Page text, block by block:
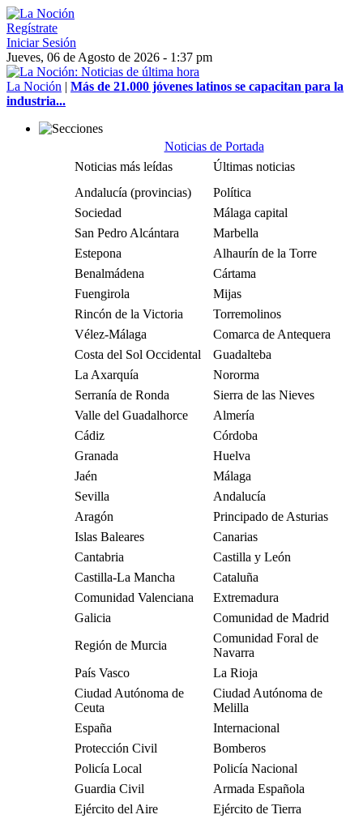
Regístrate
Iniciar Sesión
Jueves, 06 de Agosto de 2026 - 1:37 pm
La Noción | Más de 21.000 jóvenes latinos se capacitan para la
industria...
Noticias de Portada
Noticias más leídas
Últimas noticias
Andalucía (provincias)
Política
Sociedad
Málaga capital
San Pedro Alcántara
Marbella
Estepona
Alhaurín de la Torre
Benalmádena
Cártama
Fuengirola
Mijas
Rincón de la Victoria
Torremolinos
Vélez-Málaga
Comarca de Antequera
Costa del Sol Occidental
Guadalteba
La Axarquía
Nororma
Serranía de Ronda
Sierra de las Nieves
Valle del Guadalhorce
Almería
Cádiz
Córdoba
Granada
Huelva
Jaén
Málaga
Sevilla
Andalucía
Aragón
Principado de Asturias
Islas Baleares
Canarias
Cantabria
Castilla y León
Castilla-La Mancha
Cataluña
Comunidad Valenciana
Extremadura
Galicia
Comunidad de Madrid
Región de Murcia
Comunidad Foral de
Navarra
País Vasco
La Rioja
Ciudad Autónoma de
Ceuta
Ciudad Autónoma de
Melilla
España
Internacional
Protección Civil
Bomberos
Policía Local
Policía Nacional
Guardia Civil
Armada Española
Ejército del Aire
Ejército de Tierra